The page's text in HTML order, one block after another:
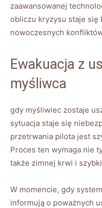
zaawansowanej
obliczu kryzysu staje się
nowoczesnych
Ewakuacja z
myśliwca
gdy myśliwiec zostaje
sytuacja staje się
przetrwania pilota jest
Proces ten wymaga nie
także zimnej krwi i
W momencie, gdy
informują o poważnych